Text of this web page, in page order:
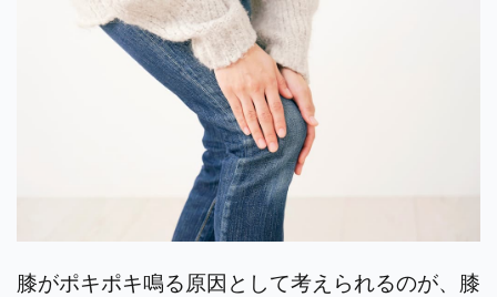
膝がポキポキ鳴る原因として考えられるのが、膝